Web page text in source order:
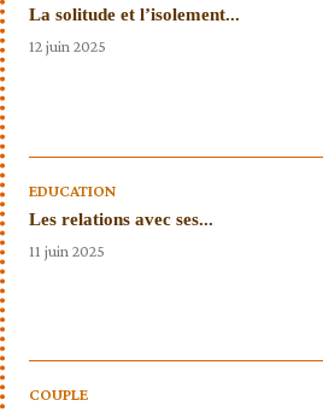
La solitude et l’isolement...
12 juin 2025
EDUCATION
Les relations avec ses...
11 juin 2025
COUPLE